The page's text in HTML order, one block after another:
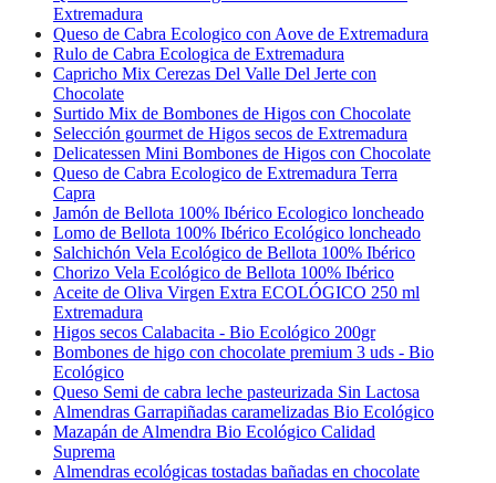
Extremadura
Queso de Cabra Ecologico con Aove de Extremadura
Rulo de Cabra Ecologica de Extremadura
Capricho Mix Cerezas Del Valle Del Jerte con
Chocolate
Surtido Mix de Bombones de Higos con Chocolate
Selección gourmet de Higos secos de Extremadura
Delicatessen Mini Bombones de Higos con Chocolate
Queso de Cabra Ecologico de Extremadura Terra
Capra
Jamón de Bellota 100% Ibérico Ecologico loncheado
Lomo de Bellota 100% Ibérico Ecológico loncheado
Salchichón Vela Ecológico de Bellota 100% Ibérico
Chorizo Vela Ecológico de Bellota 100% Ibérico
Aceite de Oliva Virgen Extra ECOLÓGICO 250 ml
Extremadura
Higos secos Calabacita - Bio Ecológico 200gr
Bombones de higo con chocolate premium 3 uds - Bio
Ecológico
Queso Semi de cabra leche pasteurizada Sin Lactosa
Almendras Garrapiñadas caramelizadas Bio Ecológico
Mazapán de Almendra Bio Ecológico Calidad
Suprema
Almendras ecológicas tostadas bañadas en chocolate